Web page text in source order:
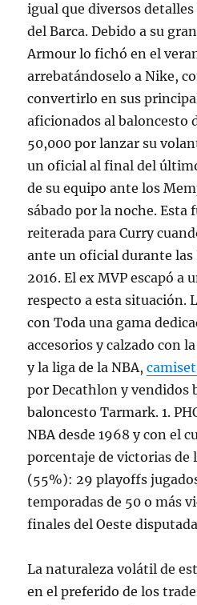
igual que diversos
del Barca. Debido a su
Armour lo fichó en el
arrebatándoselo a Nike,
convertirlo en sus
aficionados al baloncesto
50,000 por lanzar su
un oficial al final del
de su equipo ante los
sábado por la noche. Esta
reiterada para Curry
ante un oficial durante las
2016. El ex MVP escapó a
respecto a esta situación.
con Toda una gama
accesorios y calzado con
y la liga de la NBA,
por Decathlon y vendidos
baloncesto Tarmark. 1.
NBA desde 1968 y con el
porcentaje de victorias de
(55%): 29 playoffs
temporadas de 50 o más
finales del Oeste
La naturaleza volátil de
en el preferido de los